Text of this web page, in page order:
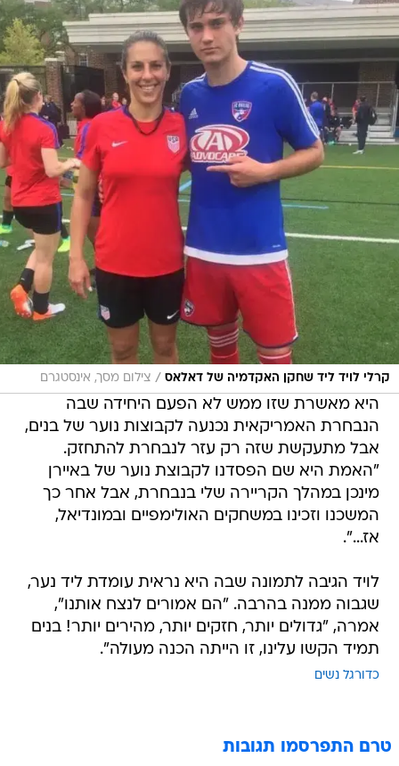
קרלי לויד ליד שחקן האקדמיה של דאלאס / צילום מסך, אינסטגרם
היא מאשרת שזו ממש לא הפעם היחידה שבה
הנבחרת האמריקאית נכנעה לקבוצות נוער של בנים,
אבל מתעקשת שזה רק עזר לנבחרת להתחזק.
"האמת היא שם הפסדנו לקבוצת נוער של באיירן
מינכן במהלך הקריירה שלי בנבחרת, אבל אחר כך
המשכנו וזכינו במשחקים האולימפיים ובמונדיאל,
אז...".
לויד הגיבה לתמונה שבה היא נראית עומדת ליד נער,
שגבוה ממנה בהרבה. "הם אמורים לנצח אותנו",
אמרה, "גדולים יותר, חזקים יותר, מהירים יותר! בנים
תמיד הקשו עלינו, זו הייתה הכנה מעולה".
כדורגל נשים
טרם התפרסמו תגובות